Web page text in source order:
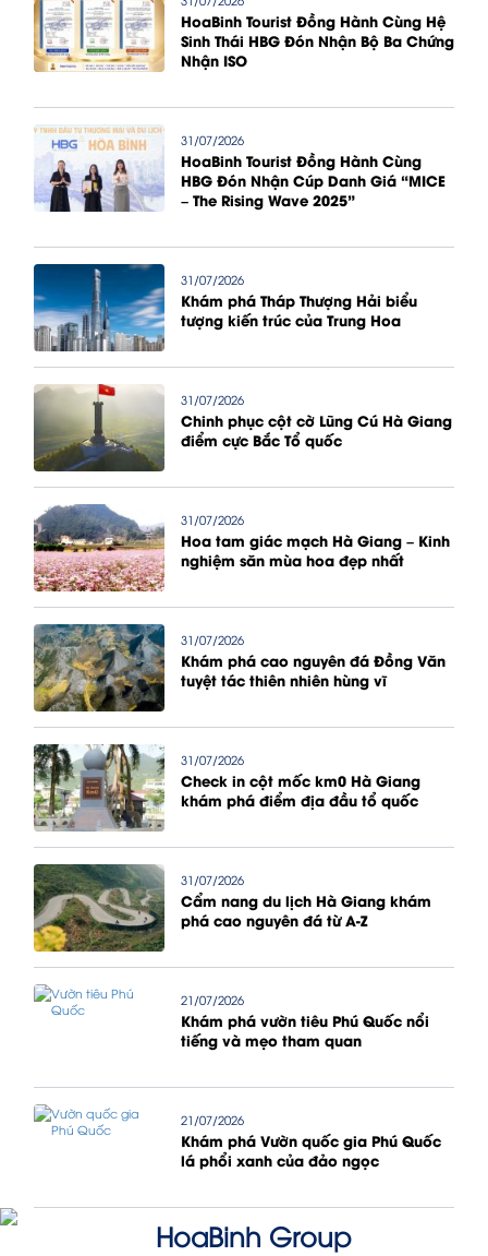
HoaBinh Tourist Đồng Hành Cùng Hệ
Sinh Thái HBG Đón Nhận Bộ Ba Chứng
Nhận ISO
31/07/2026
HoaBinh Tourist Đồng Hành Cùng
HBG Đón Nhận Cúp Danh Giá “MICE
– The Rising Wave 2025”
31/07/2026
Khám phá Tháp Thượng Hải biểu
tượng kiến trúc của Trung Hoa
31/07/2026
Chinh phục cột cờ Lũng Cú Hà Giang
điểm cực Bắc Tổ quốc
31/07/2026
Hoa tam giác mạch Hà Giang – Kinh
nghiệm săn mùa hoa đẹp nhất
31/07/2026
Khám phá cao nguyên đá Đồng Văn
tuyệt tác thiên nhiên hùng vĩ
31/07/2026
Check in cột mốc km0 Hà Giang
khám phá điểm địa đầu tổ quốc
31/07/2026
Cẩm nang du lịch Hà Giang khám
phá cao nguyên đá từ A-Z
21/07/2026
Khám phá vườn tiêu Phú Quốc nổi
tiếng và mẹo tham quan
21/07/2026
Khám phá Vườn quốc gia Phú Quốc
lá phổi xanh của đảo ngọc